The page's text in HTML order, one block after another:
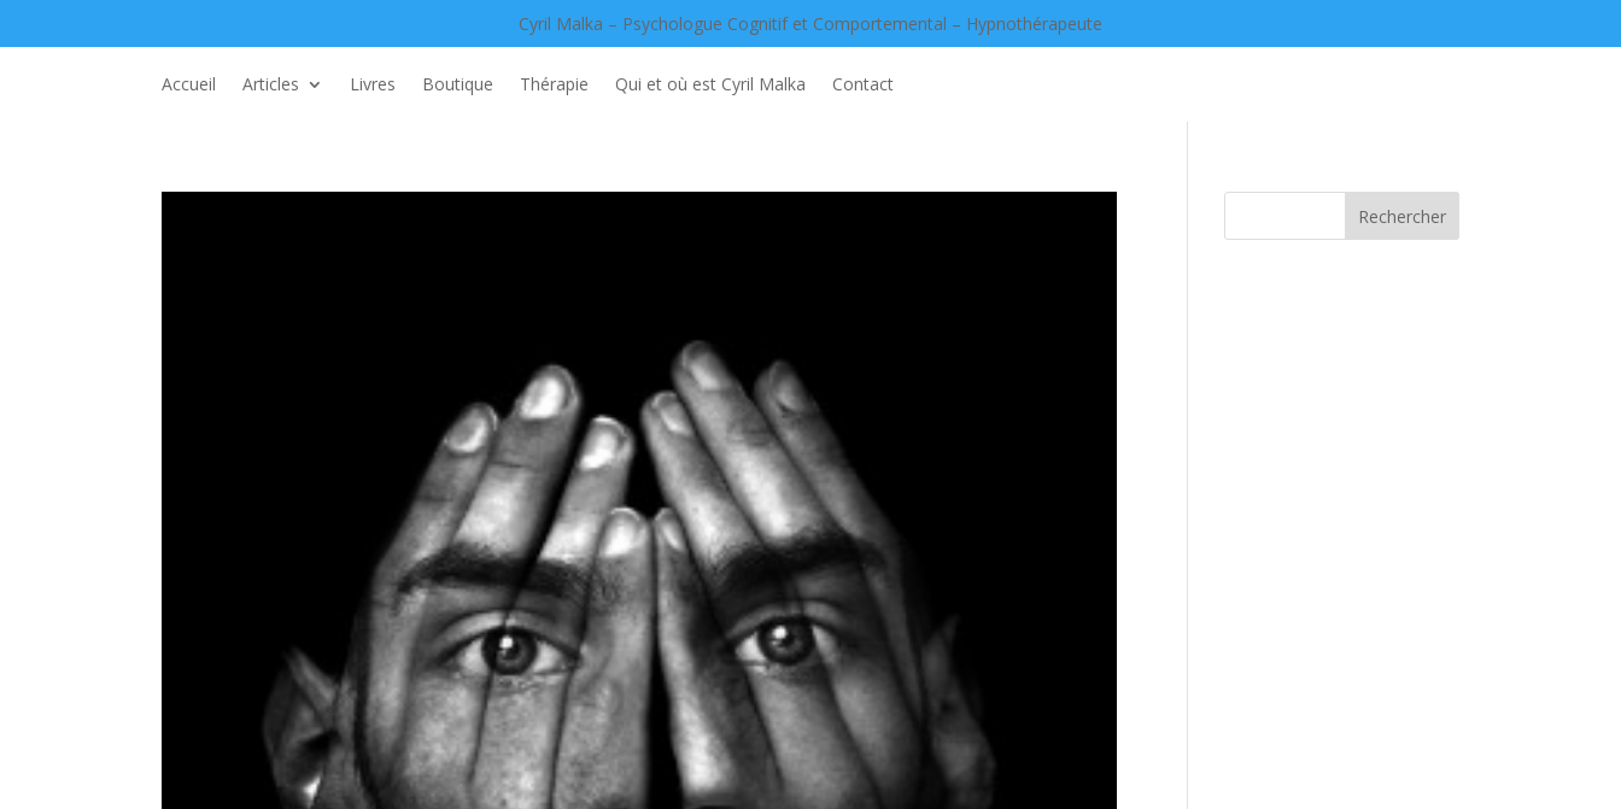
Cyril Malka – Psychologue Cognitif et Comportemental – Hypnothérapeute
Accueil Articles Livres Boutique Thérapie Qui et où est Cyril Malka Contact
Rechercher